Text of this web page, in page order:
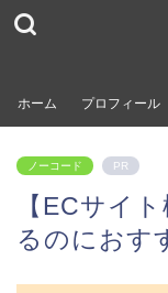
ホーム プロフィール
ノーコード PR
【ECサイ
るのにおす